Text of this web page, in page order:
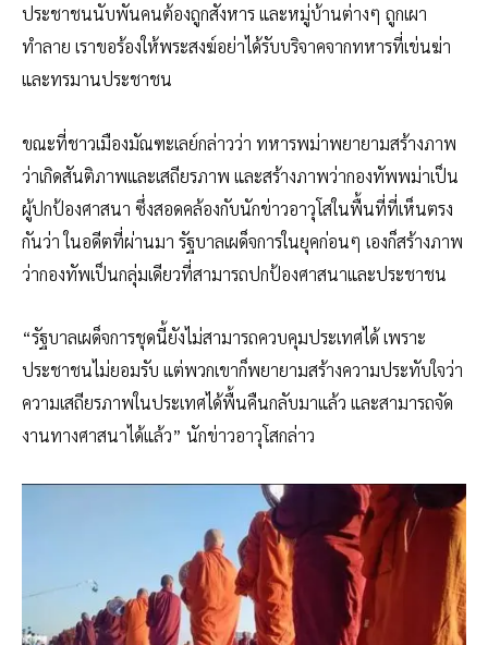
ประชาชนนับพันคนต้องถูกสังหาร และหมู่บ้านต่างๆ ถูกเผา
ทำลาย เราขอร้องให้พระสงฆ์อย่าได้รับบริจาคจากทหารที่เข่นฆ่า
และทรมานประชาชน
ขณะที่ชาวเมืองมัณฑะเลย์กล่าวว่า ทหารพม่าพยายามสร้างภาพ
ว่าเกิดสันติภาพและเสถียรภาพ และสร้างภาพว่ากองทัพพม่าเป็น
ผู้ปกป้องศาสนา ซึ่งสอดคล้องกับนักข่าวอาวุโสในพื้นที่ที่เห็นตรง
กันว่า ในอดีตที่ผ่านมา รัฐบาลเผด็จการในยุคก่อนๆ เองก็สร้างภาพ
ว่ากองทัพเป็นกลุ่มเดียวที่สามารถปกป้องศาสนาและประชาชน
“รัฐบาลเผด็จการชุดนี้ยังไม่สามารถควบคุมประเทศได้ เพราะ
ประชาชนไม่ยอมรับ แต่พวกเขาก็พยายามสร้างความประทับใจว่า
ความเสถียรภาพในประเทศได้พื้นคืนกลับมาแล้ว และสามารถจัด
งานทางศาสนาได้แล้ว” นักข่าวอาวุโสกล่าว